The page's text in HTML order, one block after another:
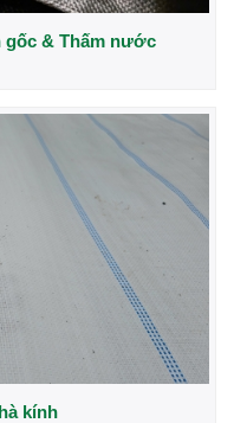
gốc & Thấm nước
kính